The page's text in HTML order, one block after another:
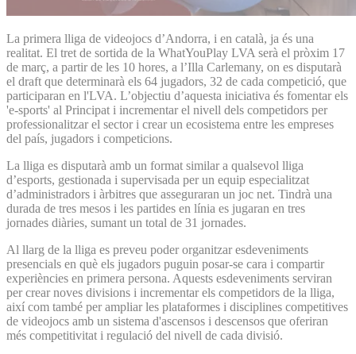
La primera lliga de videojocs d’Andorra, i en català, ja és una
realitat. El tret de sortida de la WhatYouPlay LVA serà el pròxim 17
de març, a partir de les 10 hores, a l’Illa Carlemany, on es disputarà
el draft que determinarà els 64 jugadors, 32 de cada competició, que
participaran en l'LVA. L’objectiu d’aquesta iniciativa és fomentar els
'e-sports' al Principat i incrementar el nivell dels competidors per
professionalitzar el sector i crear un ecosistema entre les empreses
del país, jugadors i competicions.
La lliga es disputarà amb un format similar a qualsevol lliga
d’esports, gestionada i supervisada per un equip especialitzat
d’administradors i àrbitres que asseguraran un joc net. Tindrà una
durada de tres mesos i les partides en línia es jugaran en tres
jornades diàries, sumant un total de 31 jornades.
Al llarg de la lliga es preveu poder organitzar esdeveniments
presencials en què els jugadors puguin posar-se cara i compartir
experiències en primera persona. Aquests esdeveniments serviran
per crear noves divisions i incrementar els competidors de la lliga,
així com també per ampliar les plataformes i disciplines competitives
de videojocs amb un sistema d'ascensos i descensos que oferiran
més competitivitat i regulació del nivell de cada divisió.